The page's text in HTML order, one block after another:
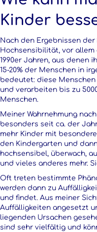
Kinder
Nach den Ergebnissen
Hochsensibilität, vor allem
1990er Jahren, aus denen
15-20% der Menschen in
bedeutet: diese
und verarbeiten bis zu
Menschen.
Meiner Wahrnehmung
besonders seit ca. der
mehr Kinder mit
den Kindergarten und
hochsensibel, überwach,
und vieles anderes mehr.
Oft treten bestimmte
werden dann zu
und findet. Aus meiner
Auffälligkeiten angesetzt
liegenden Ursachen
sind sehr vielfältig und